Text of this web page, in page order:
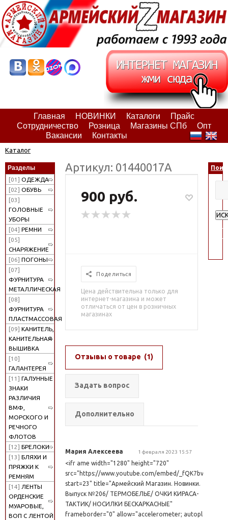
Главная НОВИНКИ Каталоги
Прайс
Сотрудничество
Розница Магазины СПб
Опт
Вакансии
Контакты
Каталог
Разделы
[01] ОДЕЖДА
[02] ОБУВЬ
[03]
ГОЛОВНЫЕ
УБОРЫ
[04] РЕМНИ
[05]
СНАРЯЖЕНИЕ
[06] ПОГОНЫ
[07]
ФУРНИТУРА
МЕТАЛЛИЧЕСКАЯ
[08]
ФУРНИТУРА
ПЛАСТМАССОВАЯ
[09] КАНИТЕЛЬ,
КАНИТЕЛЬНАЯ
ВЫШИВКА
[10]
ГАЛАНТЕРЕЯ
[11] ГАЛУННЫЕ
ЗНАКИ
РАЗЛИЧИЯ
ВМФ,
МОРСКОГО И
РЕЧНОГО
ФЛОТОВ
[12] БРЕЛОКИ
[13] БЛЯХИ И
ПРЯЖКИ К
РЕМНЯМ
[14] ЛЕНТЫ
ОРДЕНСКИЕ
МУАРОВЫЕ,
ВОП С ЛЕНТОЙ
Артикул: 01440017А
900 руб.
Поделиться
Цена действительна только для
интернет-магазина и может
отличаться от цен в розничных
магазинах
Отзывы о товаре (1)
Задать вопрос
Дополнительно
Мария Алексеева 1 февраля 2023 15:57
<ifr ame width="1280" height="720"
src="https://www.youtube.com/embed/_fQK7bvHcxI?
start=23" title="Армейский Магазин. Новинки.
Выпуск №206/ ТЕРМОБЕЛЬЕ/ ОЧКИ КИРАСА-
ТАКТИК/ НОСИЛКИ БЕСКАРКАСНЫЕ"
frameborder="0" allow="accelerometer; autoplay;